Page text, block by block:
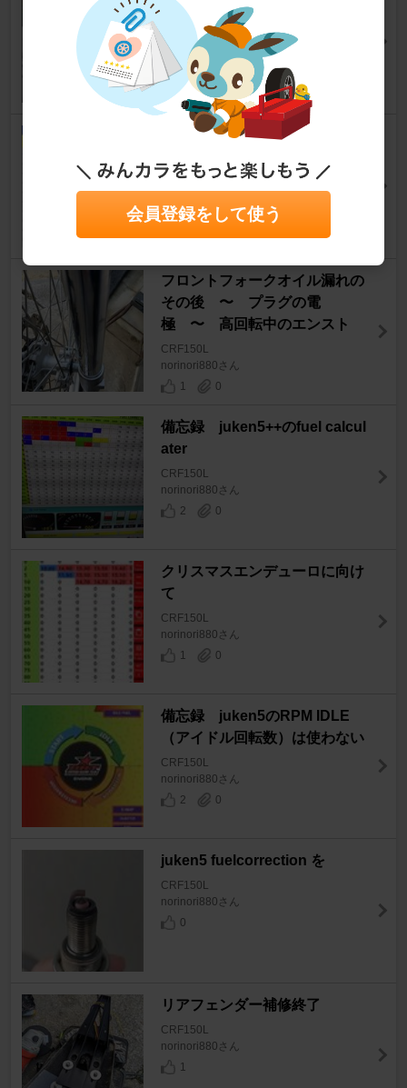
リング調整とfuel
CRF150L
norinori880さん
1
0
juken5 fuel correctionを修正
CRF150L
norinori880さん
フロントフォークオイル漏れの
その後 〜 プラグの電
極 〜 高回転中のエンスト
CRF150L
norinori880さん
1
0
備忘録 juken5++のfuel calcul
ater
CRF150L
norinori880さん
2
0
クリスマスエンデューロに向け
て
CRF150L
norinori880さん
1
0
備忘録 juken5のRPM IDLE
（アイドル回転数）は使わない
CRF150L
norinori880さん
2
0
juken5 fuelcorrection を
CRF150L
norinori880さん
0
リアフェンダー補修終了
CRF150L
norinori880さん
1
会員登録をして使う